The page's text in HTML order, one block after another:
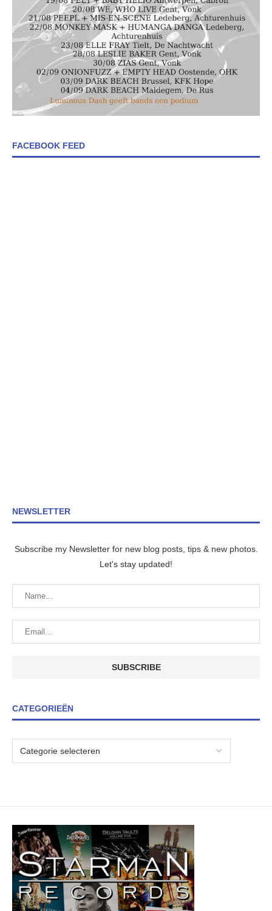
FACEBOOK FEED
NEWSLETTER
Subscribe my Newsletter for new blog posts, tips & new photos.
Let's stay updated!
CATEGORIEËN